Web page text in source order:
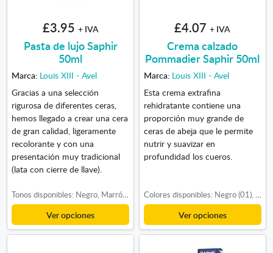
£3.95 + IVA
Pasta de lujo Saphir
50ml
Marca: Louis XIII - Avel
Gracias a una selección
rigurosa de diferentes ceras,
hemos llegado a crear una cera
de gran calidad, ligeramente
recolorante y con una
presentación muy tradicional
(lata con cierre de llave).
Tonos disponibles: Negro, Marrón Claro, Burdeos, Caoba, Azul Marino
Ver opciones
£4.07 + IVA
Crema calzado
Pommadier Saphir 50ml
Marca: Louis XIII - Avel
Esta crema extrafina
rehidratante contiene una
proporción muy grande de
ceras de abeja que le permite
nutrir y suavizar en
profundidad los cueros.
Colores disponibles: Negro (01), Incoloro (02), Marrón (04), Marrón oscuro (05), Azul marino (06), Blanco roto (63), Burdeos (08), Caoba (09), Rojo (11), Gris oscuro (15), Beige (16), Cuerda (17), Galleta (18), Blanco (21), Acero (26), Kaki (28), Habano medio (35), Marrón Medio (37), Avellana (38), Cuero natural (39), Beige rosado (42), Crema (44), Marfil (45), Azul pálido (55), Gabardina (56), Verde manzana (58), Camel (70), Abedul (81), Púrpura (84), Violeta Parma (85)
Ver opciones